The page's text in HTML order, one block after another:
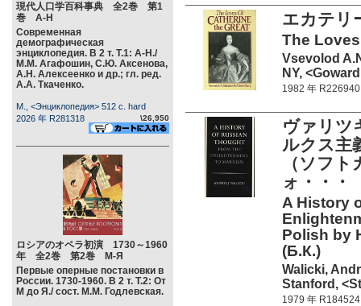
現代人口学百科事典 全2巻 第1
巻 А-Н
Современная
демографическая
энциклопедия. В 2 т. Т.1: А-Н./
М.М. Агафошин, С.Ю. Аксенова,
А.Н. Алексеенко и др.; гл. ред.
А.А. Ткаченко.
М., <Энциклопедия> 512 c. hard
2026 年 R281318
\26,950
ロシアのオペラ初演 1730～1960
年 全2巻 第2巻 М-Я
Первые оперные постановки в
России. 1730-1960. В 2 т. Т.2: От
М до Я./ сост. М.М. Годлевская.
エカテリ
The
Vsevolod
NY,
1982 年 R226940
ヴァリ
ルクス主
（ソフ
ォ・・・
A History
Polish by
(Б.К.)
Walicki,
Stanford,
1979 年 R184524